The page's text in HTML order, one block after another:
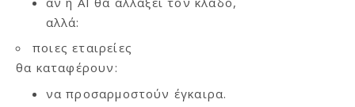
αλλά:
ποιες εταιρείες
θα καταφέρουν:
να προσαρμοστούν έγκαιρα.